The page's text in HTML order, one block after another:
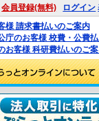
会員登録(無料) ログイン
様 請求書払いのご案内
庁のお客様 校費・公費
お客様 科研費払いのご